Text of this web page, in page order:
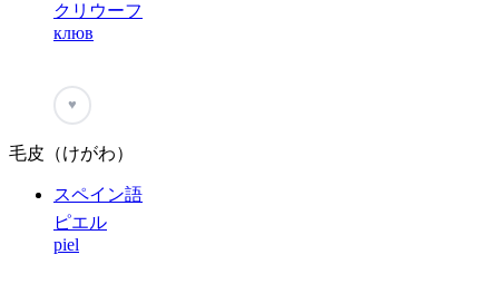
クリウーフ
клюв
♥
毛皮（けがわ）
スペイン語
ピエル
piel